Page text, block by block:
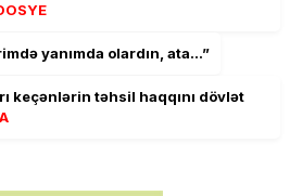
yanımda olardın, ata…”
keçənlərin təhsil haqqını dövlət